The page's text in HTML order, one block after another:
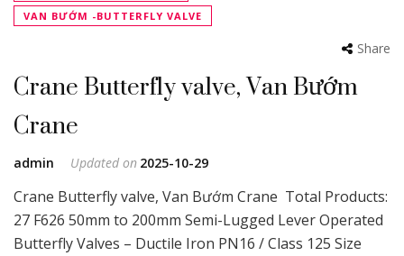
VAN BƯỚM -BUTTERFLY VALVE
Share
Crane Butterfly valve, Van Bướm
Crane
admin Updated on 2025-10-29
Crane Butterfly valve, Van Bướm Crane Total Products:
27 F626 50mm to 200mm Semi-Lugged Lever Operated
Butterfly Valves – Ductile Iron PN16 / Class 125 Size